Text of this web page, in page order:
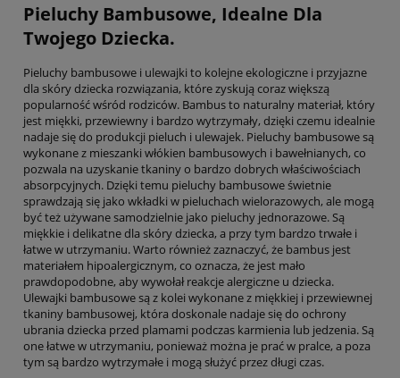
Pieluchy Bambusowe, Idealne Dla
Twojego Dziecka.
Pieluchy bambusowe i ulewajki to kolejne ekologiczne i przyjazne
dla skóry dziecka rozwiązania, które zyskują coraz większą
popularność wśród rodziców. Bambus to naturalny materiał, który
jest miękki, przewiewny i bardzo wytrzymały, dzięki czemu idealnie
nadaje się do produkcji pieluch i ulewajek. Pieluchy bambusowe są
wykonane z mieszanki włókien bambusowych i bawełnianych, co
pozwala na uzyskanie tkaniny o bardzo dobrych właściwościach
absorpcyjnych. Dzięki temu pieluchy bambusowe świetnie
sprawdzają się jako wkładki w pieluchach wielorazowych, ale mogą
być też używane samodzielnie jako pieluchy jednorazowe. Są
miękkie i delikatne dla skóry dziecka, a przy tym bardzo trwałe i
łatwe w utrzymaniu. Warto również zaznaczyć, że bambus jest
materiałem hipoalergicznym, co oznacza, że jest mało
prawdopodobne, aby wywołał reakcje alergiczne u dziecka.
Ulewajki bambusowe są z kolei wykonane z miękkiej i przewiewnej
tkaniny bambusowej, która doskonale nadaje się do ochrony
ubrania dziecka przed plamami podczas karmienia lub jedzenia. Są
one łatwe w utrzymaniu, ponieważ można je prać w pralce, a poza
tym są bardzo wytrzymałe i mogą służyć przez długi czas.